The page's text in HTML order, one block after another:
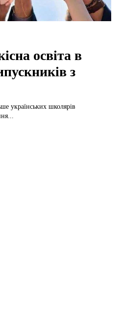
освіта в
з
українських школярів